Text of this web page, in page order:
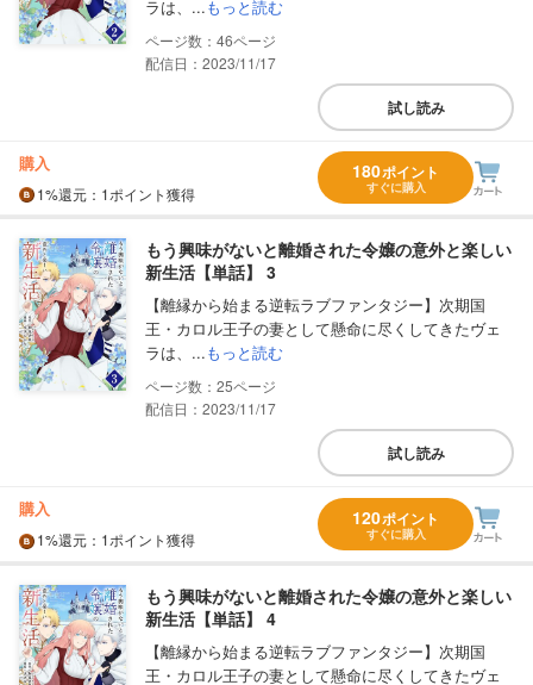
ラは、...もっと読む
46
配信日：2023/11/17
試し読み
購入
1%還元 ：1ポイント獲得
180ポイント
すぐに購入
もう興味がないと離婚された令嬢の意外と楽しい
新生活【単話】 3
【離縁から始まる逆転ラブファンタジー】次期国
王・カロル王子の妻として懸命に尽くしてきたヴェ
ラは、...もっと読む
25
配信日：2023/11/17
試し読み
購入
1%還元 ：1ポイント獲得
120ポイント
すぐに購入
もう興味がないと離婚された令嬢の意外と楽しい
新生活【単話】 4
【離縁から始まる逆転ラブファンタジー】次期国
王・カロル王子の妻として懸命に尽くしてきたヴェ